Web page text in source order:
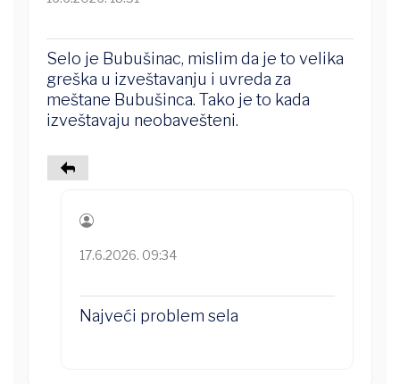
Selo je Bubušinac, mislim da je to velika
greška u izveštavanju i uvreda za
meštane Bubušinca. Tako je to kada
izveštavaju neobavešteni.
17.6.2026. 09:34
Najveći problem sela